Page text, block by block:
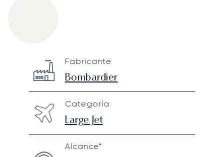
Technical specifications
Fabricante
Bombardier
Categoría
Large Jet
Alcance*